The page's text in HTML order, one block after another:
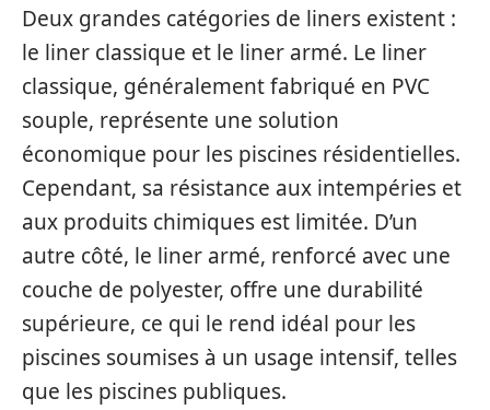
Deux grandes catégories de liners existent :
le liner classique et le liner armé. Le liner
classique, généralement fabriqué en PVC
souple, représente une solution
économique pour les piscines résidentielles.
Cependant, sa résistance aux intempéries et
aux produits chimiques est limitée. D’un
autre côté, le liner armé, renforcé avec une
couche de polyester, offre une durabilité
supérieure, ce qui le rend idéal pour les
piscines soumises à un usage intensif, telles
que les piscines publiques.